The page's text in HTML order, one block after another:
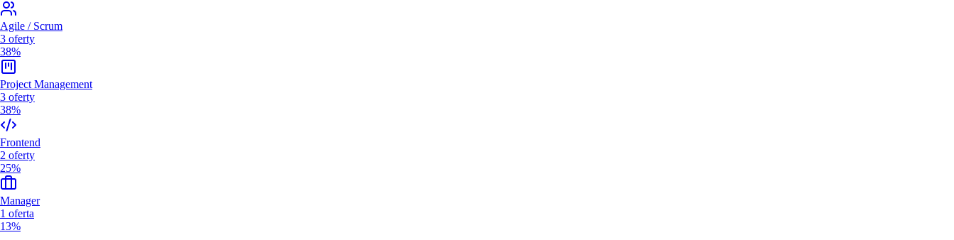
Agile / Scrum
3 oferty
38%
Project Management
3 oferty
38%
Frontend
2 oferty
25%
Manager
1 oferta
13%